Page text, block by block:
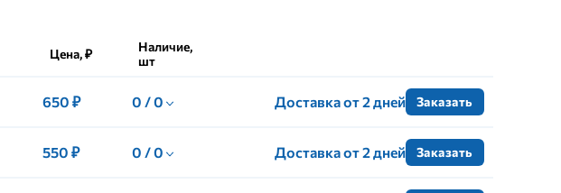
Цена, ₽
Наличие,
шт
650 ₽ 0 / 0 Доставка от 2 дней Заказать
550 ₽ 0 / 0 Доставка от 2 дней Заказать